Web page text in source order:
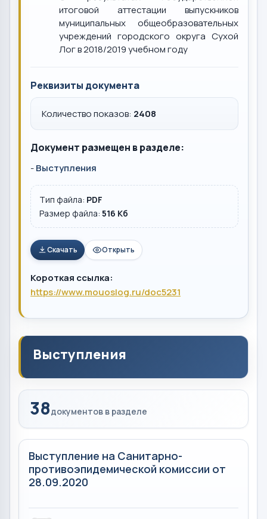
итоговой аттестации выпускников
муниципальных общеобразовательных
учреждений городского округа Сухой
Лог в 2018/2019 учебном году
Реквизиты документа
Количество показов: 2408
Документ размещен в разделе:
-Выступления
Тип файла: PDF
Размер файла: 516 Кб
Скачать Открыть
Короткая ссылка:
https://www.mouoslog.ru/doc5231
Выступления
38документов в разделе
Выступление на Санитарно-
противоэпидемической комиссии от
28.09.2020